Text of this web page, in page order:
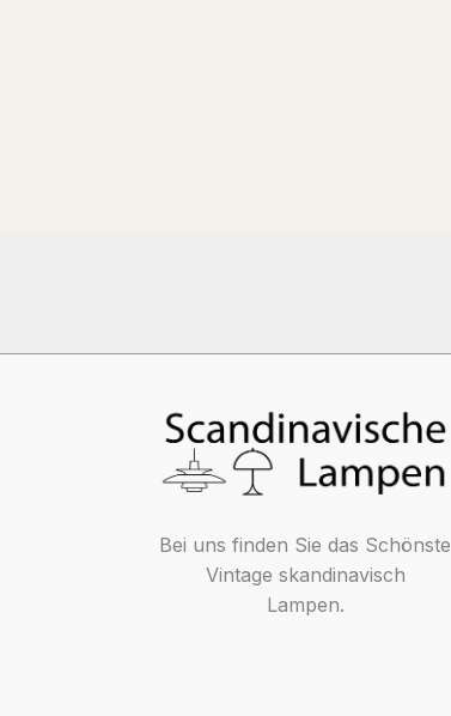
Bei uns finden Sie das Schönste
Vintage skandinavisch
Lampen.